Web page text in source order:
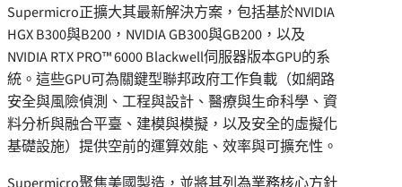
Supermicro正擴大其最新解決方案，包括基於NVIDIA
HGX B300與B200，NVIDIA GB300與GB200，以及
NVIDIA RTX PRO™ 6000 Blackwell伺服器版本GPU的系
統。這些GPU可為關鍵型聯邦政府工作負載（如網路
安全與風險偵測、工程與設計、醫療與生命科學、資
料分析與融合平臺、建模與模擬，以及安全的虛擬化
基礎設施）提供空前的運算效能、效率與可擴充性。
Supermicro聚焦美國製造，並將其列為業務核心方針